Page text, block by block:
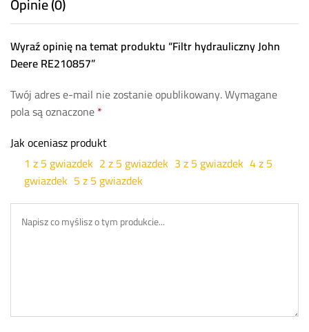
Wyraź opinię na temat produktu “Filtr hydrauliczny John
Deere RE210857”
Twój adres e-mail nie zostanie opublikowany.Wymagane
pola są oznaczone*
Jak oceniasz produkt
1 z 5 gwiazdek 2 z 5 gwiazdek 3 z 5 gwiazdek 4 z 5
gwiazdek 5 z 5 gwiazdek